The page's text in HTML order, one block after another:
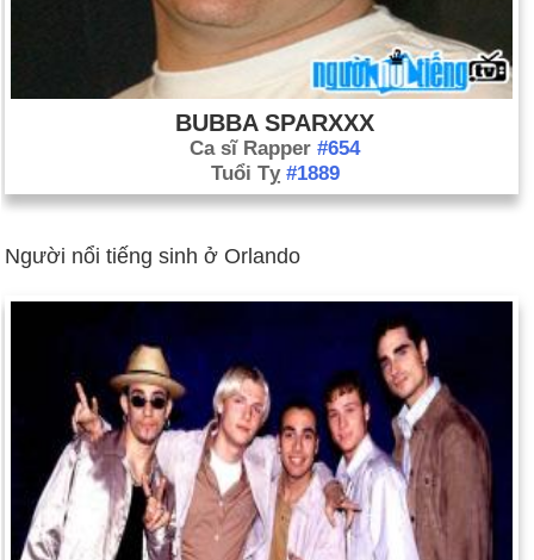
BUBBA SPARXXX
Ca sĩ Rapper #654
Tuổi Tỵ #1889
Người nổi tiếng sinh ở Orlando